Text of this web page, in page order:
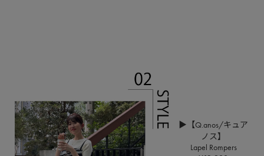
▶【Q.anos/キュア
ノス】
Lapel Rompers